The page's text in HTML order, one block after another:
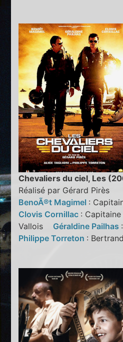
Chevaliers du ciel, Les
Réalisé par Gérard Pirès
BenoÃ®t Magimel :
Clovis Cornillac :
Vallois Géraldine Pailhas
Philippe Torreton :